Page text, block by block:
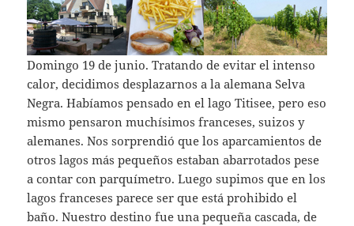
Domingo 19 de junio. Tratando de evitar el intenso
calor, decidimos desplazarnos a la alemana Selva
Negra. Habíamos pensado en el lago Titisee, pero eso
mismo pensaron muchísimos franceses, suizos y
alemanes. Nos sorprendió que los aparcamientos de
otros lagos más pequeños estaban abarrotados pese
a contar con parquímetro. Luego supimos que en los
lagos franceses parece ser que está prohibido el
baño. Nuestro destino fue una pequeña cascada, de